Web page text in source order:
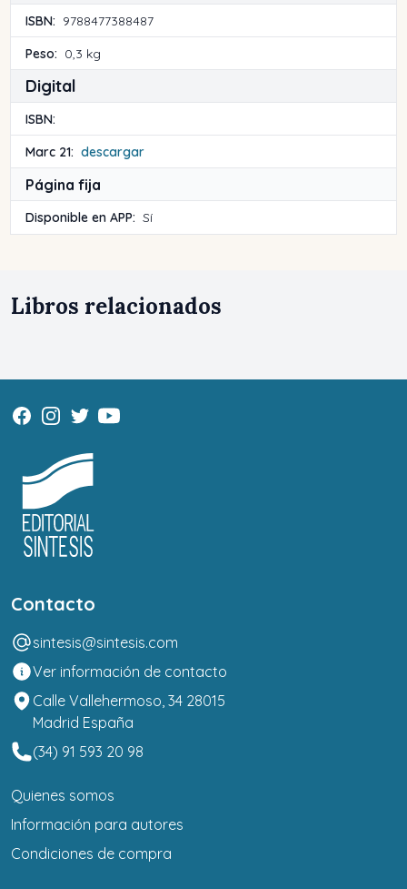
ISBN: 9788477388487
Peso: 0,3 kg
Digital
ISBN:
Marc 21: descargar
Página fija
Disponible en APP: Sí
Libros relacionados
Contacto
sintesis@sintesis.com
Ver información de contacto
Calle Vallehermoso, 34 28015
Madrid España
(34) 91 593 20 98
Quienes somos
Información para autores
Condiciones de compra